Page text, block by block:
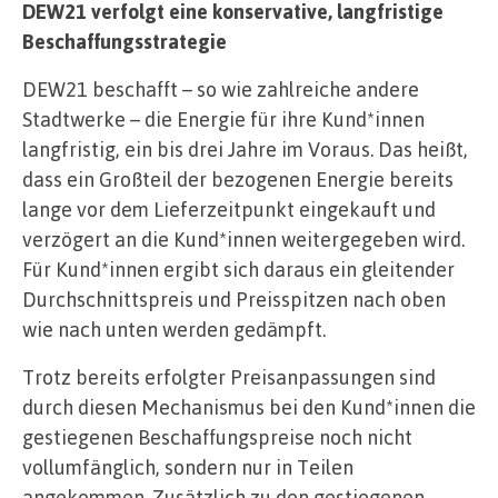
DEW21 verfolgt eine konservative, langfristige
Beschaffungsstrategie
DEW21 beschafft – so wie zahlreiche andere
Stadtwerke – die Energie für ihre Kund*innen
langfristig, ein bis drei Jahre im Voraus. Das heißt,
dass ein Großteil der bezogenen Energie bereits
lange vor dem Lieferzeitpunkt eingekauft und
verzögert an die Kund*innen weitergegeben wird.
Für Kund*innen ergibt sich daraus ein gleitender
Durchschnittspreis und Preisspitzen nach oben
wie nach unten werden gedämpft.
Trotz bereits erfolgter Preisanpassungen sind
durch diesen Mechanismus bei den Kund*innen die
gestiegenen Beschaffungspreise noch nicht
vollumfänglich, sondern nur in Teilen